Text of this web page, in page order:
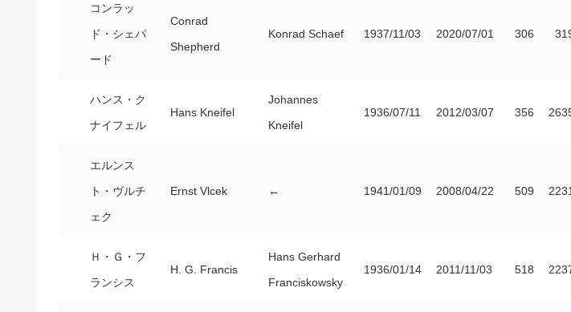
コンラッ
ド・シェパ
ード
Conrad
Shepherd
Konrad Schaef 1937/11/03 2020/07/01 306
ハンス・ク
ナイフェル
Hans Kneifel
Johannes
Kneifel
1936/07/11 2012/03/07 356
エルンス
ト・ヴルチ
ェク
Ernst Vlcek ← 1941/01/09 2008/04/22 509 2231
Ｈ・Ｇ・フ
ランシス
H. G. Francis
Hans Gerhard
Franciskowsky
1936/01/14 2011/11/03 518